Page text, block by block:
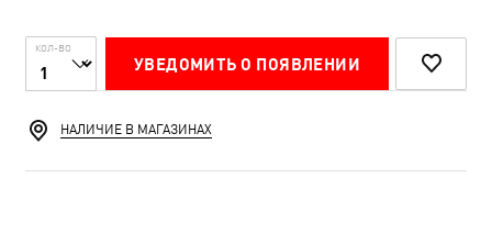
КОЛ-ВО
УВЕДОМИТЬ О ПОЯВЛЕНИИ
НАЛИЧИЕ В МАГАЗИНАХ